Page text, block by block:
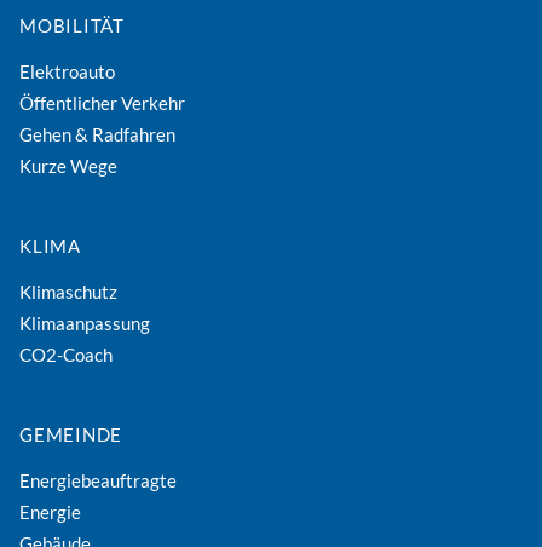
MOBILITÄT
Elektroauto
Öffentlicher Verkehr
Gehen & Radfahren
Kurze Wege
KLIMA
Klimaschutz
Klimaanpassung
CO2-Coach
GEMEINDE
Energiebeauftragte
Energie